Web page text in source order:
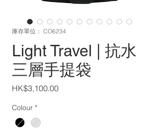
庫存單位： CO6234
Light Travel | 抗水
三層手提袋
HK$3,100.00價
Colour *